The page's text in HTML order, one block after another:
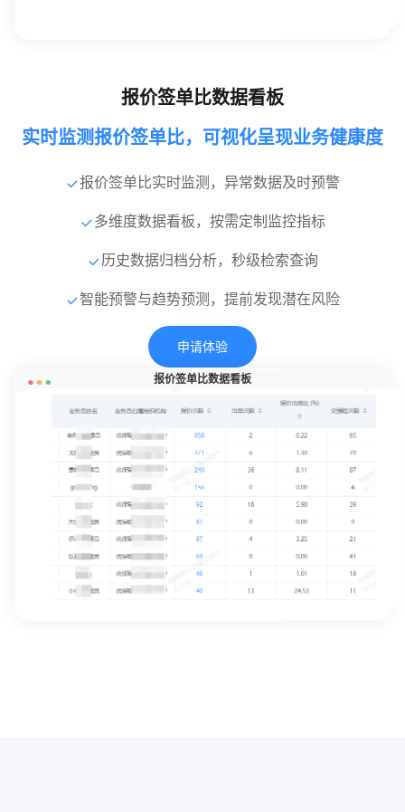
报价签单比数据看板
实时监测报价签单比，可视化呈现业务健康度
报价签单比实时监测，异常数据及时预警
多维度数据看板，按需定制监控指标
历史数据归档分析，秒级检索查询
智能预警与趋势预测，提前发现潜在风险
申请体验
报价签单比数据看板